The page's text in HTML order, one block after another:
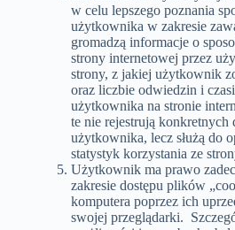
w celu lepszego poznania
użytkownika w zakresie
gromadzą informacje o
strony internetowej przez
strony, z jakiej użytkownik
oraz liczbie odwiedzin i
użytkownika na stronie
te nie rejestrują konkretnych
użytkownika, lecz służą do
statystyk korzystania ze
Użytkownik ma prawo
zakresie dostępu plików
komputera poprzez ich
swojej przeglądarki.